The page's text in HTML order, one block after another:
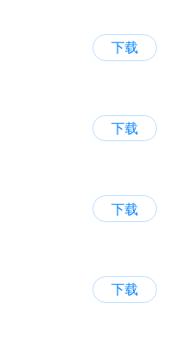
下载
下载
下载
下载